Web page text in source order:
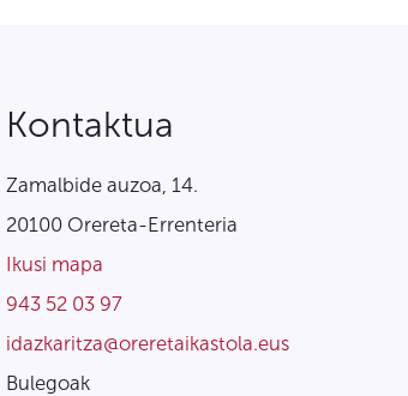
Kontaktua
Zamalbide auzoa, 14.
20100 Orereta-Errenteria
Ikusi mapa
943 52 03 97
idazkaritza@oreretaikastola.eus
Bulegoak